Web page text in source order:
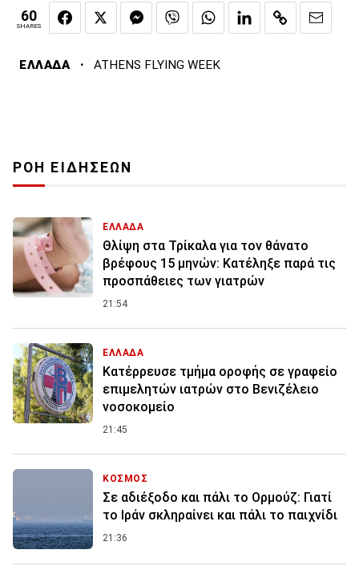
60
SHARES
ΕΛΛΑΔΑ · ATHENS FLYING WEEK
ΡΟΗ ΕΙΔΗΣΕΩΝ
ΕΛΛΑΔΑ
Θλίψη στα Τρίκαλα για τον θάνατο
βρέφους 15 μηνών: Κατέληξε παρά τις
προσπάθειες των γιατρών
21:54
ΕΛΛΑΔΑ
Κατέρρευσε τμήμα οροφής σε γραφείο
επιμελητών ιατρών στο Βενιζέλειο
νοσοκομείο
21:45
ΚΟΣΜΟΣ
Σε αδιέξοδο και πάλι το Ορμούζ: Γιατί
το Ιράν σκληραίνει και πάλι το παιχνίδι
21:36